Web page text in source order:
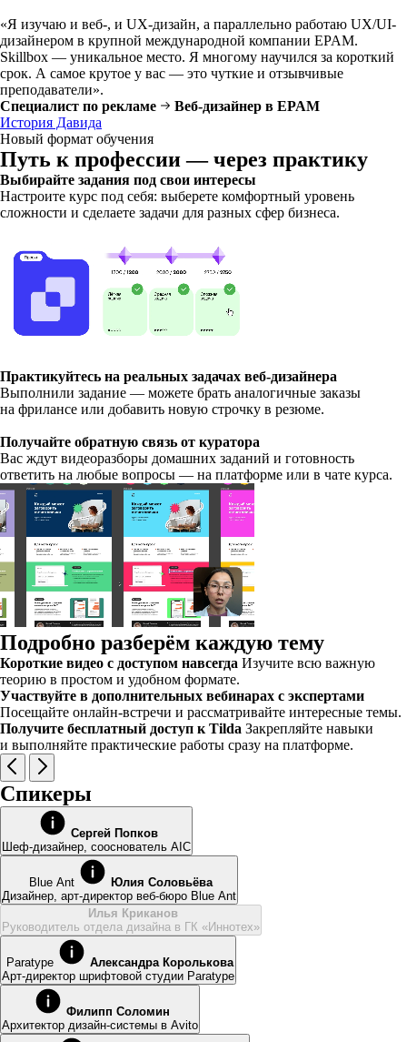
«Я изучаю и веб-, и UX-дизайн, а параллельно работаю UX/UI-
дизайнером в крупной международной компании EPAM.
Skillbox — уникальное место. Я многому научился за короткий
срок. А самое крутое у вас — это чуткие и отзывчивые
преподаватели».
Специалист по рекламе
Веб-дизайнер в EPAM
История Давида
Новый формат обучения
Путь к профессии — через практику
Выбирайте задания под свои интересы
Настроите курс под себя: выберете комфортный уровень
сложности и сделаете задачи для разных сфер бизнеса.
Практикуйтесь на реальных задачах веб-дизайнера
Выполнили задание — можете брать аналогичные заказы
на фрилансе или добавить новую строчку в резюме.
Получайте обратную связь от куратора
Вас ждут видеоразборы домашних заданий и готовность
ответить на любые вопросы — на платформе или в чате курса.
Подробно разберём каждую тему
Короткие видео с доступом навсегда Изучите всю важную
теорию в простом и удобном формате.
Участвуйте в дополнительных вебинарах с экспертами
Посещайте онлайн-встречи и рассматривайте интересные темы.
Получите бесплатный доступ к Tilda Закрепляйте навыки
и выполняйте практические работы сразу на платформе.
Спикеры
Сергей Попков
Шеф-дизайнер, сооснователь AIC
Blue Ant
Юлия Соловьёва
Дизайнер, арт-директор веб-бюро Blue Ant
Илья Криканов
Руководитель отдела дизайна в ГК «Иннотех»
Paratype
Александра Королькова
Арт-директор шрифтовой студии Paratype
Филипп Соломин
Aрхитектор дизайн-системы в Avito